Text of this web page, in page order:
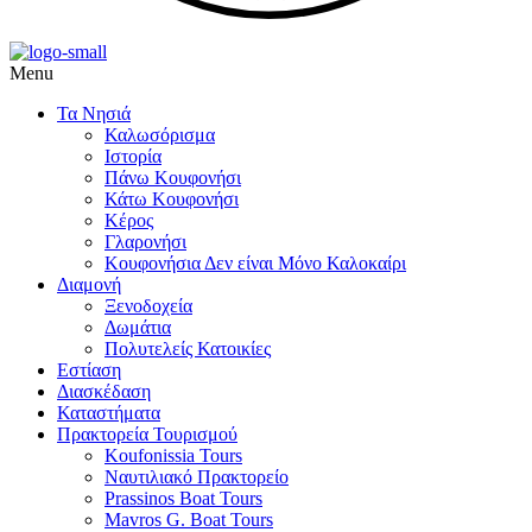
Menu
Τα Νησιά
Καλωσόρισμα
Ιστορία
Πάνω Κουφονήσι
Κάτω Κουφονήσι
Κέρος
Γλαρονήσι
Κουφονήσια Δεν είναι Μόνο Καλοκαίρι
Διαμονή
Ξενοδοχεία
Δωμάτια
Πολυτελείς Κατοικίες
Εστίαση
Διασκέδαση
Καταστήματα
Πρακτορεία Τουρισμού
Koufonissia Tours
Ναυτιλιακό Πρακτορείο
Prassinos Boat Tours
Mavros G. Boat Tours